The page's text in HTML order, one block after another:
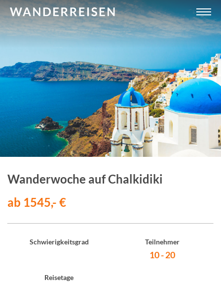
Wanderwoche auf Chalkidiki
ab 1545,- €
Schwierigkeitsgrad Teilnehmer
10 - 20
Reisetage